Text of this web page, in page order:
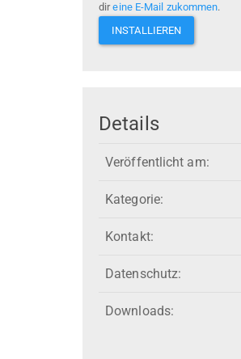
direine E-Mail zukommen.
INSTALLIEREN
Details
Veröffentlicht am:
Kategorie:
Kontakt:
Datenschutz:
Downloads: